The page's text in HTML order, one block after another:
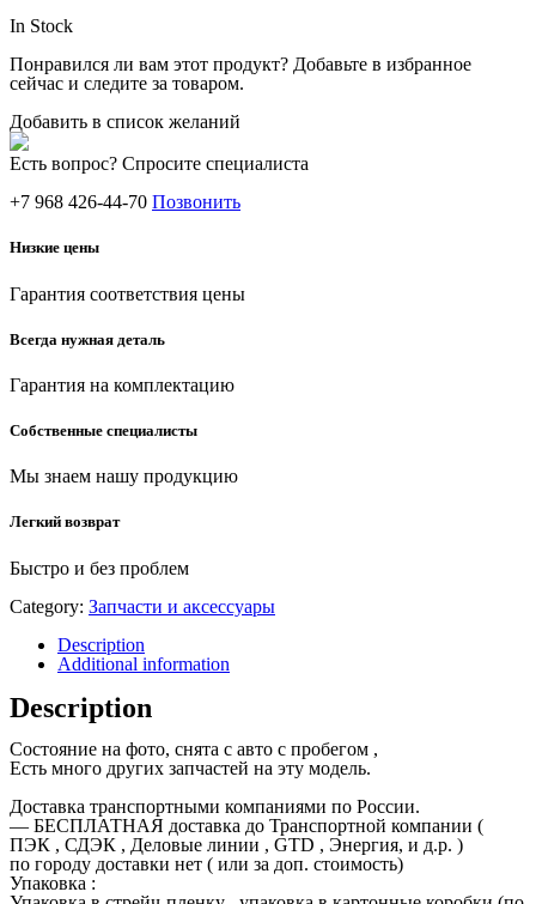
In Stock
Понравился ли вам этот продукт? Добавьте в избранное
сейчас и следите за товаром.
Добавить в список желаний
Есть вопрос? Спросите специалиста
+7 968 426-44-70 Позвонить
Низкие цены
Гарантия соответствия цены
Всегда нужная деталь
Гарантия на комплектацию
Собственные специалисты
Мы знаем нашу продукцию
Легкий возврат
Быстро и без проблем
Category: Запчасти и аксессуары
Description
Additional information
Description
Состояние на фото, снята с авто с пробегом ,
Есть много других запчастей на эту модель.
Доставка транспортными компаниями по России.
— БЕСПЛАТНАЯ доставка до Транспортной компании (
ПЭК , СДЭК , Деловые линии , GTD , Энергия, и д.р. )
по городу доставки нет ( или за доп. стоимость)
Упаковка :